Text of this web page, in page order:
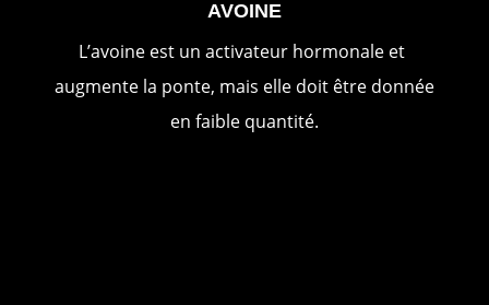
AVOINE
L’avoine est un activateur hormonale et
augmente la ponte, mais elle doit être donnée
en faible quantité.